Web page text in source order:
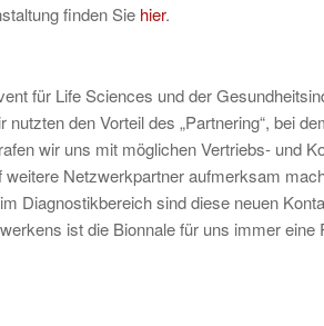
finden Sie hier.
für Life Sciences und der
den Vorteil des „Partnering“, bei
wir uns mit möglichen Vertriebs- und
weitere Netzwerkpartner aufmerksam
Diagnostikbereich sind diese neuen
ist die Bionnale für uns immer eine